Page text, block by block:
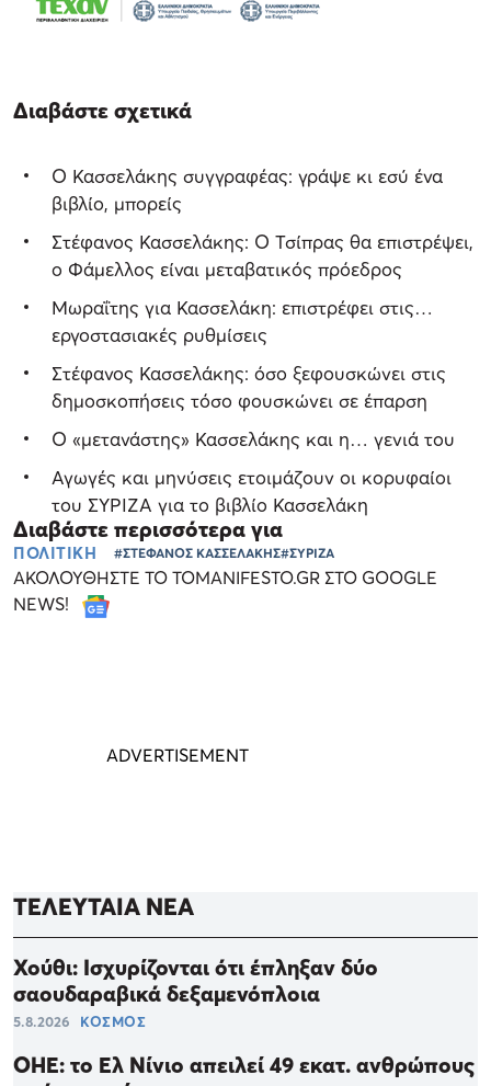
Διαβάστε σχετικά
Ο Κασσελάκης συγγραφέας: γράψε κι εσύ ένα
βιβλίο, μπορείς
Στέφανος Κασσελάκης: Ο Τσίπρας θα επιστρέψει,
ο Φάμελλος είναι μεταβατικός πρόεδρος
Μωραΐτης για Κασσελάκη: επιστρέφει στις…
εργοστασιακές ρυθμίσεις
Στέφανος Κασσελάκης: όσο ξεφουσκώνει στις
δημοσκοπήσεις τόσο φουσκώνει σε έπαρση
Ο «μετανάστης» Κασσελάκης και η… γενιά του
Αγωγές και μηνύσεις ετοιμάζουν οι κορυφαίοι
του ΣΥΡΙΖΑ για το βιβλίο Κασσελάκη
Διαβάστε περισσότερα για
ΠΟΛΙΤΙΚΗ #ΣΤΕΦΑΝΟΣ ΚΑΣΣΕΛΑΚΗΣ#ΣΥΡΙΖΑ
ΑΚΟΛΟΥΘΗΣΤΕ ΤΟ TOMANIFESTO.GR ΣΤΟ GOOGLE
NEWS!
ΤΕΛΕΥΤΑΙΑ ΝΕΑ
Χούθι: Ισχυρίζονται ότι έπληξαν δύο
σαουδαραβικά δεξαμενόπλοια
5.8.2026 ΚΟΣΜΟΣ
ΟΗΕ: το Ελ Νίνιο απειλεί 49 εκατ. ανθρώπους